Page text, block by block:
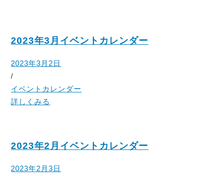
2023年3月イベントカレンダー
2023年3月2日
/
イベントカレンダー
詳しくみる
2023年2月イベントカレンダー
2023年2月3日